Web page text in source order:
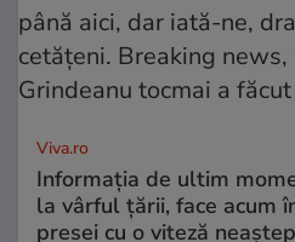
Viva.ro
Informația de ultim
la vârful țării, face acum
presei cu o viteză